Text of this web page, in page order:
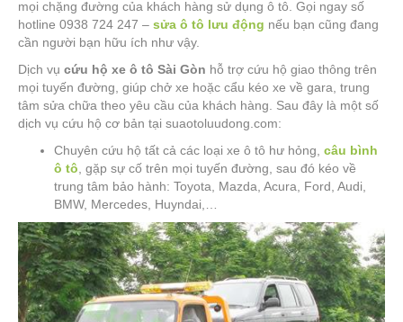
mọi chặng đường của khách hàng sử dụng ô tô. Gọi ngay số
hotline 0938 724 247 – sửa ô tô lưu động nếu bạn cũng đang
cần người bạn hữu ích như vậy.
Dịch vụ cứu hộ xe ô tô Sài Gòn hỗ trợ cứu hộ giao thông trên
mọi tuyến đường, giúp chở xe hoặc cẩu kéo xe về gara, trung
tâm sửa chữa theo yêu cầu của khách hàng. Sau đây là một số
dịch vụ cứu hộ cơ bản tại suaotoluudong.com:
Chuyên cứu hộ tất cả các loại xe ô tô hư hỏng, câu bình
ô tô , gặp sự cố trên mọi tuyến đường, sau đó kéo về
trung tâm bảo hành: Toyota, Mazda, Acura, Ford, Audi,
BMW, Mercedes, Huyndai,…